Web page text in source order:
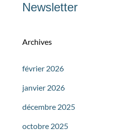
Newsletter
Archives
février 2026
janvier 2026
décembre 2025
octobre 2025